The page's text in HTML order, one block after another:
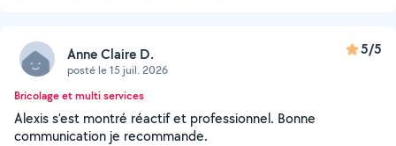
Anne Claire D.
posté le 15 juil. 2026
5/5
Bricolage et multi services
Alexis s’est montré réactif et professionnel. Bonne
communication je recommande.